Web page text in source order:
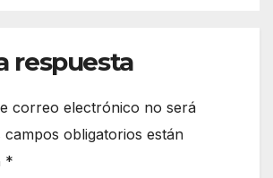
respuesta
correo electrónico no será
campos obligatorios están
*